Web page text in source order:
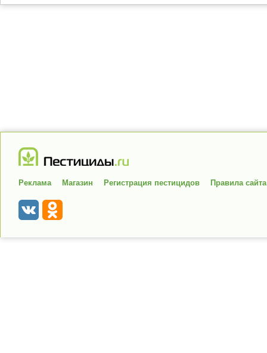
Реклама Магазин Регистрация пестицидов Правила сайта